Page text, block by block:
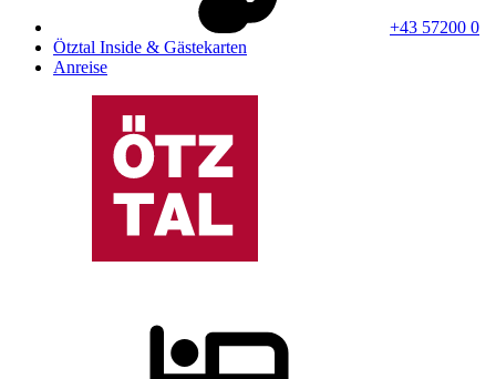
+43 57200 0
Ötztal Inside & Gästekarten
Anreise